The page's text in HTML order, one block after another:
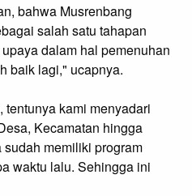
bahwa Musrenbang
salah satu tahapan
dalam hal pemenuhan
baik lagi," ucapnya.
kami menyadari
Kecamatan hingga
memiliki program
waktu lalu. Sehingga ini